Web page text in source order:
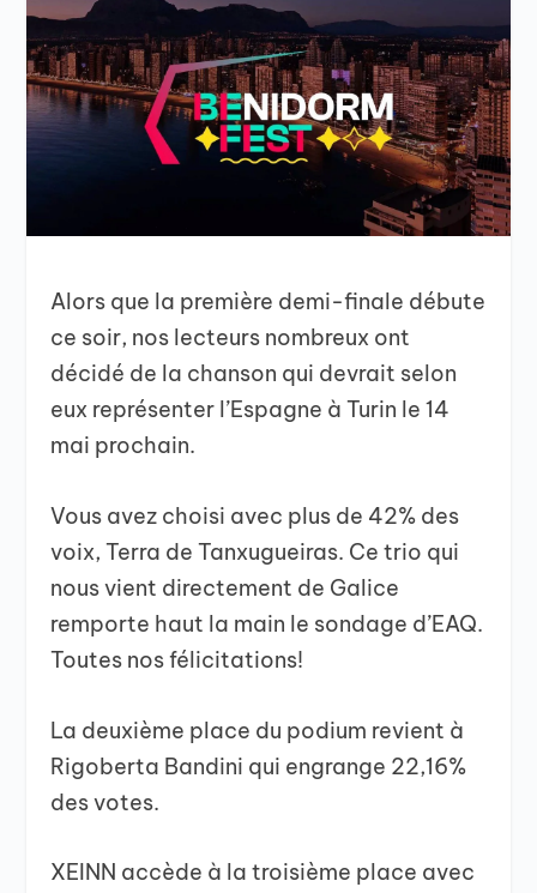
Alors que la première demi-finale débute
ce soir, nos lecteurs nombreux ont
décidé de la chanson qui devrait selon
eux représenter l’Espagne à Turin le 14
mai prochain.
Vous avez choisi avec plus de 42% des
voix, Terra de Tanxugueiras. Ce trio qui
nous vient directement de Galice
remporte haut la main le sondage d’EAQ.
Toutes nos félicitations!
La deuxième place du podium revient à
Rigoberta Bandini qui engrange 22,16%
des votes.
XEINN accède à la troisième place avec